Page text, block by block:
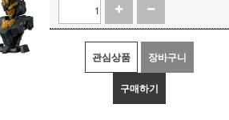
관심상품 장바구니
구매하기